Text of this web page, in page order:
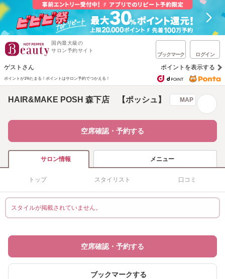
国内最大級の
サロン予約サイト
ブックマーク ログイン
ゲストさん ポイントを表示する
ポイントが1%たまる！ ポイントはサロン予約でつかえる！
HAIR&MAKE POSH 森下店 【ポッシュ】 MAP
空席確認・予約する
サロン情報 メニュー
トップ スタイリスト 口コミ
スタイルが掲載されていません。
空席確認・予約する
ブックマークする